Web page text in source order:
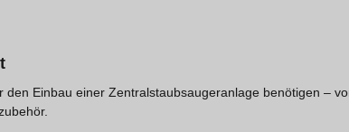
den Einbau einer Zentralstaubsaugeranlage benötigen –